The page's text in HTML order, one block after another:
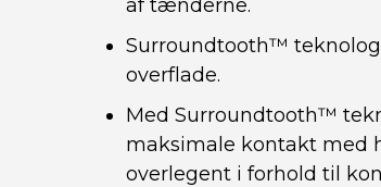
af tænderne.
Surroundtooth™
overflade.
Med Surroundtooth™
maksimale kontakt med
overlegent i forhold til